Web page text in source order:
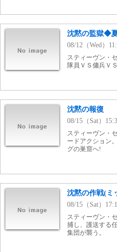
沈黙の監獄◆
08/12（Wed）
スティーヴン・
隊員ＶＳ傭兵Ｖ
沈黙の報復
08/15（Sat）
スティーヴン・
ードアクション
グの巣窟へ!
沈黙の作戦(ミ
08/15（Sat）
スティーヴン・
捕し、護送する
集団が襲う。